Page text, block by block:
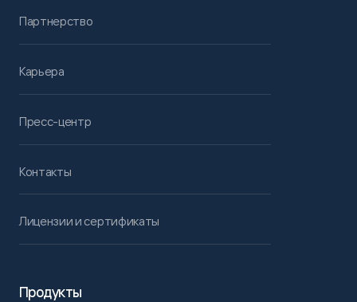
Партнерство
Карьера
Пресс-центр
Контакты
Лицензии и сертификаты
Продукты